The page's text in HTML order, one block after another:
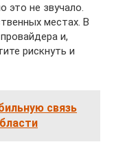
это не звучало.
местах. В
и,
рискнуть и
связь